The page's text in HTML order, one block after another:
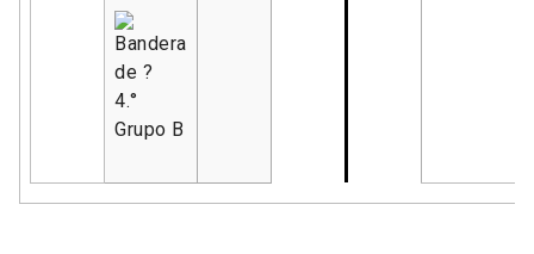
4.°
Grupo B